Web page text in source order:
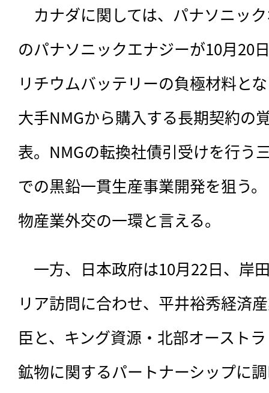
カナダに関しては、パナソニッ
のパナソニックエナジーが10月20
リチウムバッテリーの負極材料と
大手NMGから購入する長期契約の
表。NMGの転換社債引受けを行う
での黒鉛一貫生産事業開発を狙う
物産業外交の一環と言える。
一方、日本政府は10月22日、岸
リア訪問に合わせ、平井裕秀経済
臣と、キング資源・北部オースト
鉱物に関するパートナーシップに